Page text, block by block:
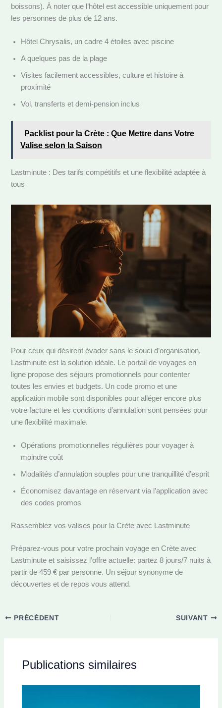
boissons). À noter que l’hôtel est accessible uniquement pour
les personnes de plus de 12 ans.
Hôtel Chrysalis, un cadre 4 étoiles avec piscine
A quelques pas de la plage
Visites facilement accessibles, culture et histoire à
proximité
Vol, transferts et demi-pension inclus
Packlist pour la Crète : Que Mettre dans Votre
Valise selon la Saison
Lastminute : Des tarifs compétitifs et une flexibilité adaptée à
tous
Pour ceux qui désirent évader sans le souci d’organisation,
Lastminute est la solution idéale. Le portail de voyages en
ligne propose des séjours promotionnels pour contenter
toutes les envies et budgets. Un code promo et une
application mobile sont disponibles pour alléger encore plus
votre facture et les conditions d’annulation sont pensées pour
une flexibilité maximale.
Opérations promotionnelles régulières pour voyager à
moindre coût
Modalités d’annulation souples pour une tranquillité d’esprit
Économisez davantage en réservant via l’application avec
des codes promos
Rassemblez vos valises pour la Crète avec Lastminute
Préparez-vous pour votre prochain voyage en Crète avec
Lastminute et saisissez l’offre actuelle: partez 8 jours/7 nuits à
partir de 459 € par personne. Un séjour synonyme de
découvertes et de repos vous attend.
PRÉCÉDENT SUIVANT
Publications similaires